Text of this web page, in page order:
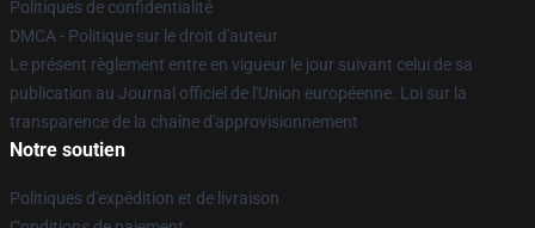
Politiques de confidentialité
DMCA - Politique sur le droit d'auteur
Le présent règlement entre en vigueur le jour suivant celui de sa
publication au Journal officiel de l'Union européenne. Loi sur la
transparence de la chaîne d'approvisionnement
Notre soutien
Politiques d'expédition et de livraison